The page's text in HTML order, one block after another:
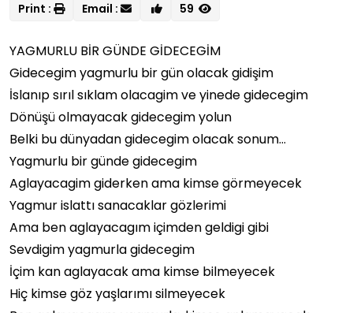
Print : Email : 59
YAGMURLU BİR GÜNDE GİDECEGİM
Gidecegim yagmurlu bir gün olacak gidişim
İslanıp sırıl sıklam olacagim ve yinede gidecegim
Dönüşü olmayacak gidecegim yolun
Belki bu dünyadan gidecegim olacak sonum…
Yagmurlu bir günde gidecegim
Aglayacagim giderken ama kimse görmeyecek
Yagmur islattı sanacaklar gözlerimi
Ama ben aglayacagım içimden geldigi gibi
Sevdigim yagmurla gidecegim
İçim kan aglayacak ama kimse bilmeyecek
Hiç kimse göz yaşlarımı silmeyecek